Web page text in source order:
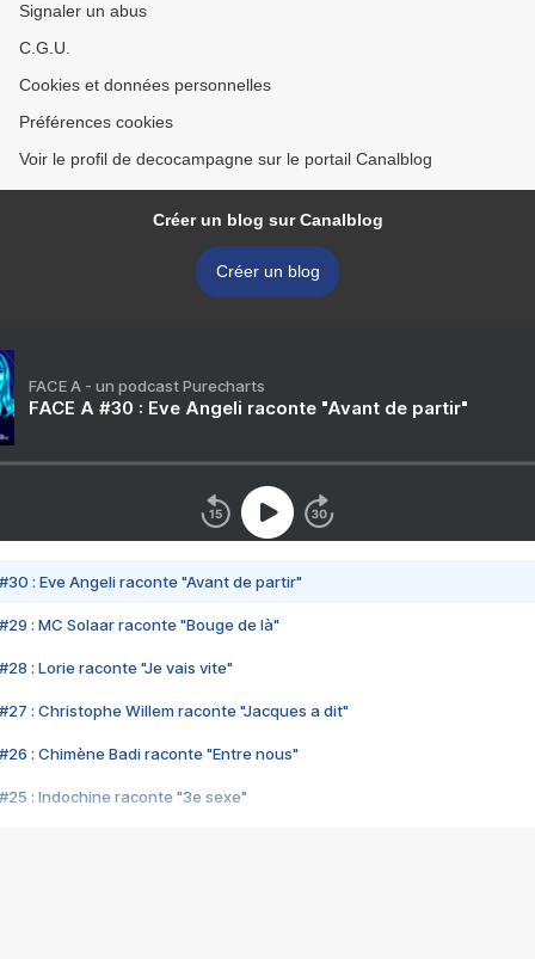
Signaler un abus
C.G.U.
Cookies et données personnelles
Préférences cookies
Voir le profil de decocampagne sur le portail Canalblog
Créer un blog sur Canalblog
Créer un blog
FACE A - un podcast Purecharts
FACE A #30 : Eve Angeli raconte "Avant de partir"
#30 : Eve Angeli raconte "Avant de partir"
#29 : MC Solaar raconte "Bouge de là"
#28 : Lorie raconte "Je vais vite"
#27 : Christophe Willem raconte "Jacques a dit"
#26 : Chimène Badi raconte "Entre nous"
#25 : Indochine raconte "3e sexe"